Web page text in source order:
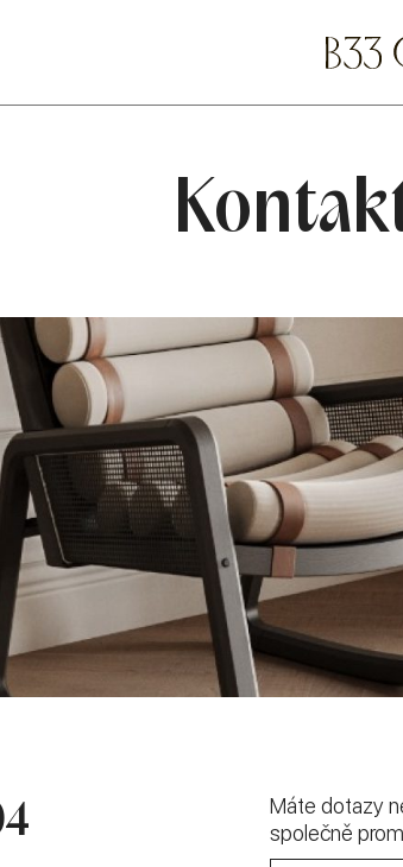
Máte dotazy
společně